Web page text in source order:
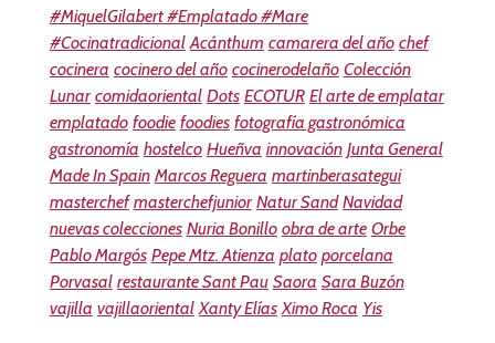
#MiquelGilabert #Emplatado #Mare
#Cocinatradicional Acánthum camarera del año chef
cocinera cocinero del año cocinerodelaño Colección
Lunar comidaoriental Dots ECOTUR El arte de emplatar
emplatado foodie foodies fotografía gastronómica
gastronomía hostelco Hueñva innovación Junta General
Made In Spain Marcos Reguera martinberasategui
masterchef masterchefjunior Natur Sand Navidad
nuevas colecciones Nuria Bonillo obra de arte Orbe
Pablo Margós Pepe Mtz. Atienza plato porcelana
Porvasal restaurante Sant Pau Saora Sara Buzón
vajilla vajillaoriental Xanty Elías Ximo Roca Yis